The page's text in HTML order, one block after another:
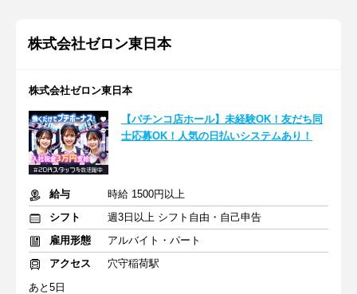
株式会社ゼロン東日本
株式会社ゼロン東日本
【パチンコ店ホール】未経験OK！友だち同
士応募OK！人気の日払いシステムあり！
給与
時給 1500円以上
シフト
週3日以上 シフト自由・自己申告
雇用形態
アルバイト・パート
アクセス
穴守稲荷駅
あと5日